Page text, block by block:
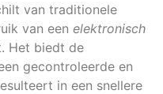
van traditionele
van een elektronisch
Het biedt de
gecontroleerde en
in een snellere